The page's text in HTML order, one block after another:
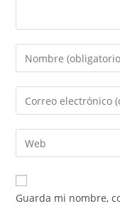
Guarda mi nombre,